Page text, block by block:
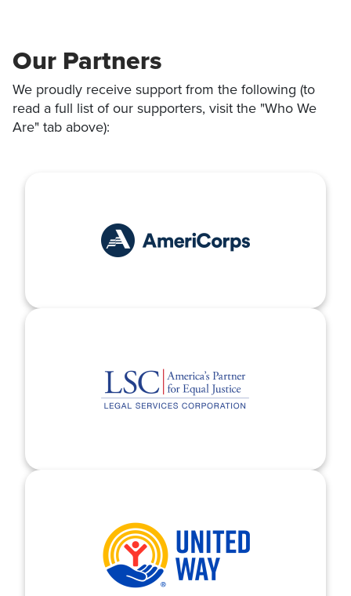
Our Partners
We proudly receive support from the following (to
read a full list of our supporters, visit the "Who We
Are" tab above):